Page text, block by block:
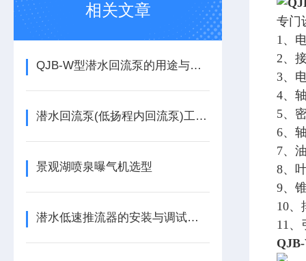
相关文章
QJB-W型潜水回流泵的用途与特点有哪些
潜水回流泵(低扬程内回流泵)工作原理
景观湖喷泉曝气机选型
潜水低速推流器的安装与调试步骤，这里知道！
专门
1、
2、
3、
4、
5、
6、
7、
8、
9、
10、
11、